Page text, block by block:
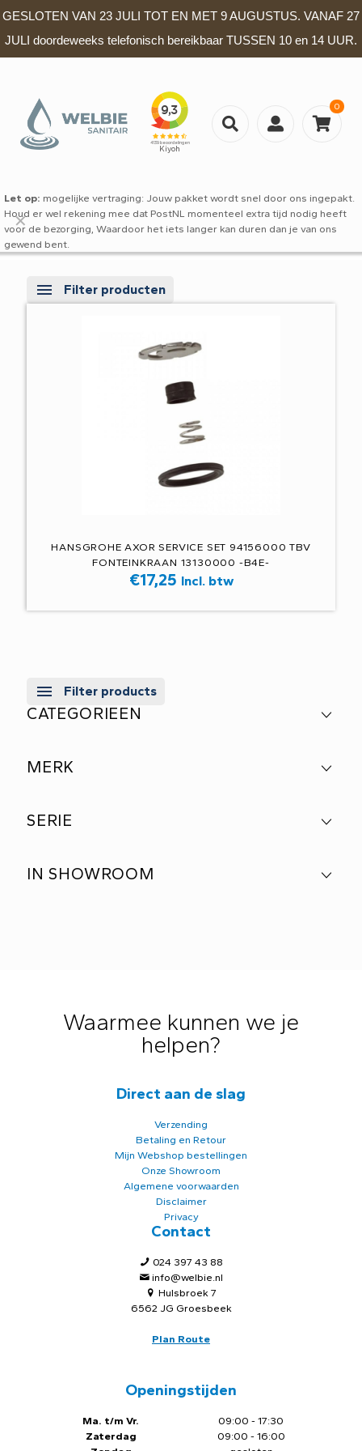
GESLOTEN VAN 23 JULI TOT EN MET 9 AUGUSTUS. VANAF 27
JULI doordeweeks telefonisch bereikbaar TUSSEN 10 en 14 UUR.
0
Let op: mogelijke vertraging: Jouw pakket wordt snel door ons ingepakt.
Houd er wel rekening mee dat PostNL momenteel extra tijd nodig heeft
voor de bezorging, Waardoor het iets langer kan duren dan je van ons
gewend bent.
✕
Filter producten
HANSGROHE AXOR SERVICE SET 94156000 TBV
FONTEINKRAAN 13130000 -B4E-
€17,25 Incl. btw
Filter products
CATEGORIEEN
MERK
SERIE
IN SHOWROOM
Waarmee kunnen we je
helpen?
Direct aan de slag
Verzending
Betaling en Retour
Mijn Webshop bestellingen
Onze Showroom
Algemene voorwaarden
Disclaimer
Privacy
Contact
024 397 43 88
info@welbie.nl
Hulsbroek 7
6562 JG Groesbeek
Plan Route
Openingstijden
Ma. t/m Vr.
Zaterdag
09:00 - 17:30
09:00 - 16:00